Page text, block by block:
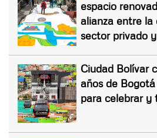
espacio
alianza entre la
sector privado
Ciudad Bolívar
años de
para celebrar y